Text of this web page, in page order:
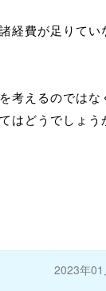
経費が足りてい
考えるのではな
はどうでしょう
2023年01